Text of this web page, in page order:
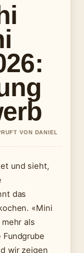
VON DANIEL
und sieht,
das
«Mini
als
wir zeigen